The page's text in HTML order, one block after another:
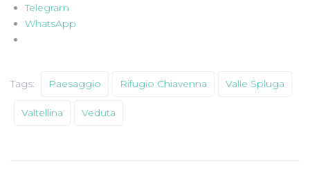
Telegram
WhatsApp
Tags: Paesaggio Rifugio Chiavenna Valle Spluga
Valtellina Veduta